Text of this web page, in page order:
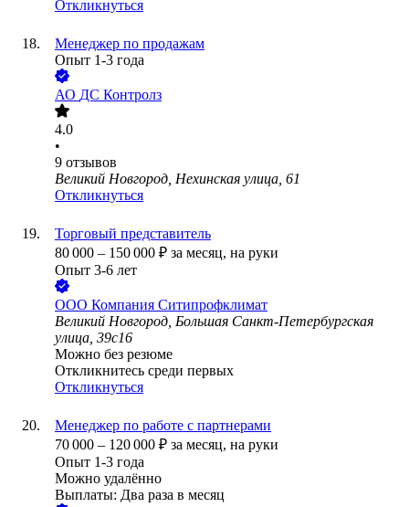
Откликнуться
Менеджер по продажам
Опыт 1-3 года
АО ДС Контролз
4.0
•
9 отзывов
Великий Новгород, Нехинская улица, 61
Откликнуться
Торговый представитель
80 000 – 150 000 ₽ за месяц, на руки
Опыт 3-6 лет
ООО Компания Ситипрофклимат
Великий Новгород, Большая Санкт-Петербургская
улица, 39с16
Можно без резюме
Откликнитесь среди первых
Откликнуться
Менеджер по работе с партнерами
70 000 – 120 000 ₽ за месяц, на руки
Опыт 1-3 года
Можно удалённо
Выплаты: Два раза в месяц